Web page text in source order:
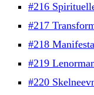
#216
#217
#218
#219
#220